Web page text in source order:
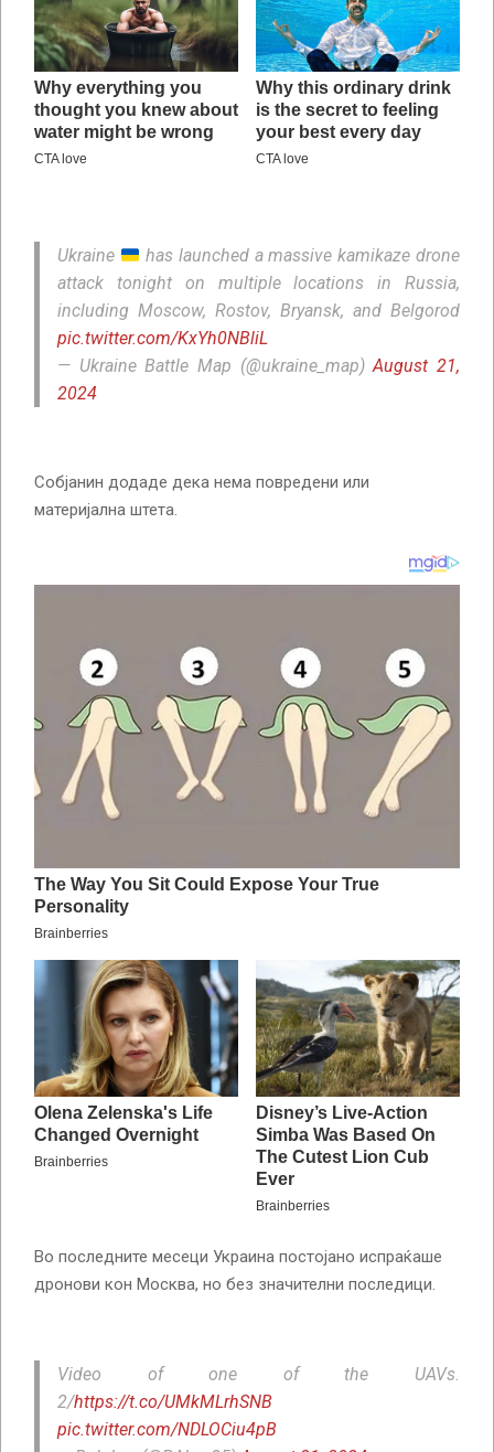
Ukraine
has launched a massive kamikaze drone
attack tonight on multiple locations in Russia,
including Moscow, Rostov, Bryansk, and Belgorod
pic.twitter.com/KxYh0NBliL
— Ukraine Battle Map (@ukraine_map)August 21,
2024
Собјанин додаде дека нема повредени или
материјална штета.
Во последните месеци Украина постојано испраќаше
дронови кон Москва, но без значителни последици.
Video of one of the UAVs.
2/https://t.co/UMkMLrhSNB
pic.twitter.com/NDLOCiu4pB